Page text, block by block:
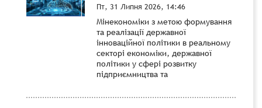
Пт, 31 Липня 2026, 14:46
Мінекономіки з метою формування
та реалізації державної
інноваційної політики в реальному
секторі економіки, державної
політики у сфері розвитку
підприємництва та